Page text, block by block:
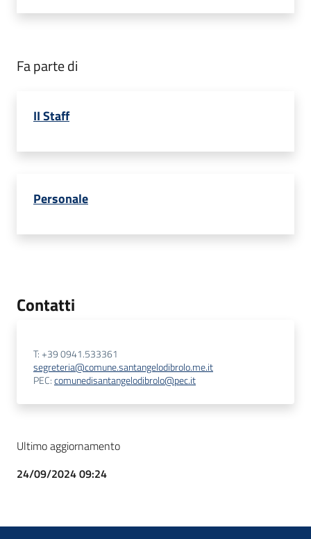
Fa parte di
II Staff
Personale
Contatti
T: +39 0941.533361
segreteria@comune.santangelodibrolo.me.it
PEC:comunedisantangelodibrolo@pec.it
Ultimo aggiornamento
24/09/2024 09:24